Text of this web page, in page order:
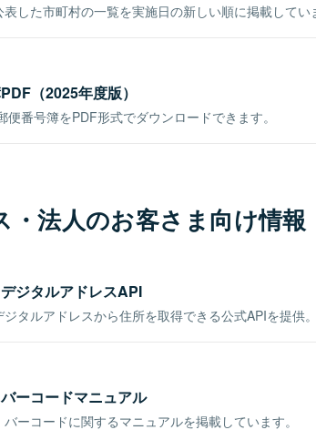
した市町村の一覧を実施日の新しい順に掲載してい
（2025年度版）
便番号簿をPDF形式でダウンロードできます。
・法人のお客さま向け情報
ジタルアドレスAPI
タルアドレスから住所を取得できる公式APIを提供。
ーコードマニュアル
ーコードに関するマニュアルを掲載しています。